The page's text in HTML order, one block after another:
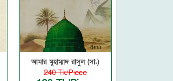
আমার মুহাম্মাদ রাসুল (সা.)
240 Tk/Piece